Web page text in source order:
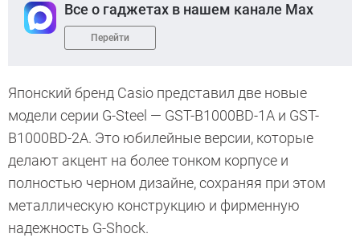
Все о гаджетах в нашем канале Max
Перейти
Японский бренд Casio представил две новые
модели серии G-Steel — GST-B1000BD-1A и GST-
B1000BD-2A. Это юбилейные версии, которые
делают акцент на более тонком корпусе и
полностью черном дизайне, сохраняя при этом
металлическую конструкцию и фирменную
надежность G-Shock.